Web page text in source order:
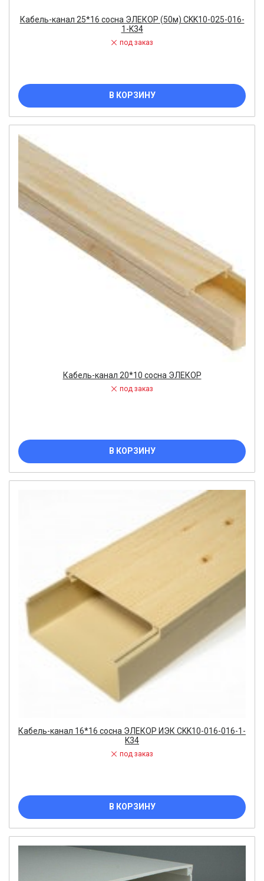
Кабель-канал 25*16 сосна ЭЛЕКОР (50м) CKK10-025-016-
1-K34
под заказ
В КОРЗИНУ
Кабель-канал 20*10 сосна ЭЛЕКОР
под заказ
В КОРЗИНУ
Кабель-канал 16*16 сосна ЭЛЕКОР ИЭК CKK10-016-016-1-
K34
под заказ
В КОРЗИНУ